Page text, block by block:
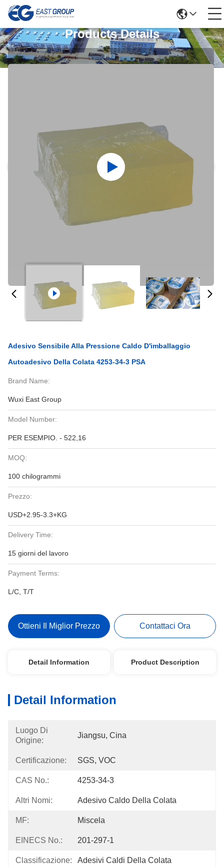
Products Details
Adesivo Sensibile Alla Pressione Caldo D'imballaggio
Autoadesivo Della Colata 4253-34-3 PSA
Brand Name:
Wuxi East Group
Model Number:
PER ESEMPIO. - 522,16
MOQ:
100 chilogrammi
Prezzo:
USD+2.95-3.3+KG
Delivery Time:
15 giorni del lavoro
Payment Terms:
L/C, T/T
Ottieni Il Miglior Prezzo Contattaci Ora
Detail Information Product Description
Detail Information
Luogo Di
Origine:
Jiangsu, Cina
Certificazione: SGS, VOC
CAS No.: 4253-34-3
Altri Nomi: Adesivo Caldo Della Colata
MF: Miscela
EINECS No.: 201-297-1
Classificazione: Adesivi Caldi Della Colata